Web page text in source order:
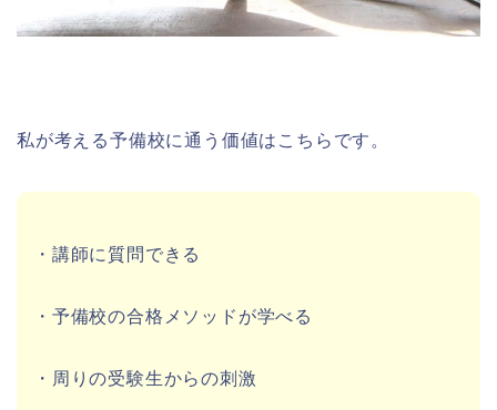
私が考える予備校に通う価値はこちらです。
・講師に質問できる
・予備校の合格メソッドが学べる
・周りの受験生からの刺激